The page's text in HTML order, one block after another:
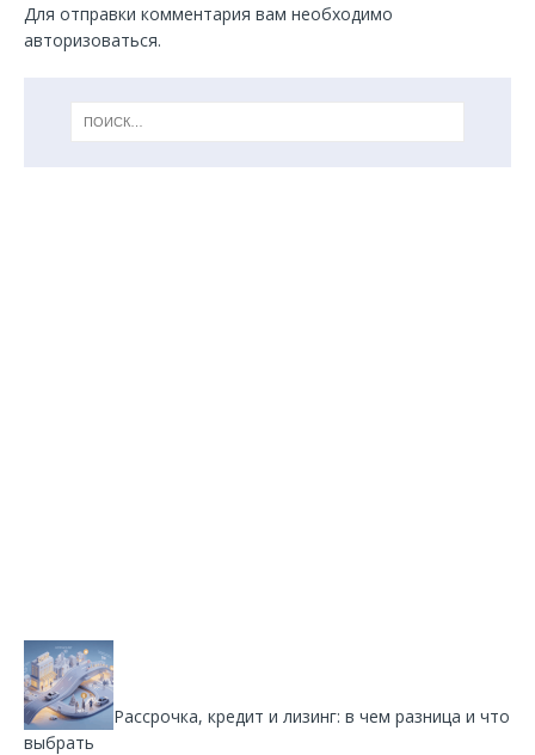
Для отправки комментария вам необходимо
авторизоваться.
Рассрочка, кредит и лизинг: в чем разница и что
выбрать